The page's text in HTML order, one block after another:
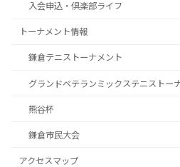
入会申込・倶楽部ライフ
トーナメント情報
鎌倉テニストーナメント
グランドベテランミックステニストー
熊谷杯
鎌倉市民大会
アクセスマップ